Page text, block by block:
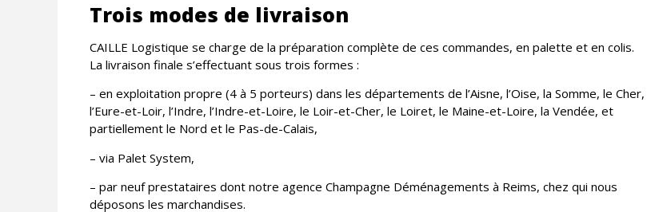
Trois modes de livraison
CAILLE Logistique se charge de la préparation complète de ces commandes, en palette et en colis.
La livraison finale s’effectuant sous trois formes :
– en exploitation propre (4 à 5 porteurs) dans les départements de l’Aisne, l’Oise, la Somme, le Cher,
l’Eure-et-Loir, l’Indre, l’Indre-et-Loire, le Loir-et-Cher, le Loiret, le Maine-et-Loire, la Vendée, et
partiellement le Nord et le Pas-de-Calais,
– via Palet System,
– par neuf prestataires dont notre agence Champagne Déménagements à Reims, chez qui nous
déposons les marchandises.